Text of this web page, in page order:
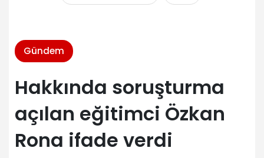
Gündem
Hakkında soruşturma
açılan eğitimci Özkan
Rona ifade verdi